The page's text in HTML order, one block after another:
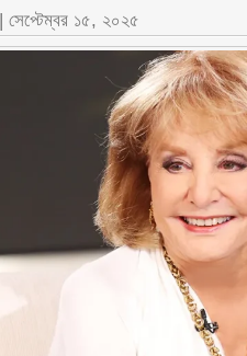
|সেপ্টেম্বর ১৫, ২০২৫